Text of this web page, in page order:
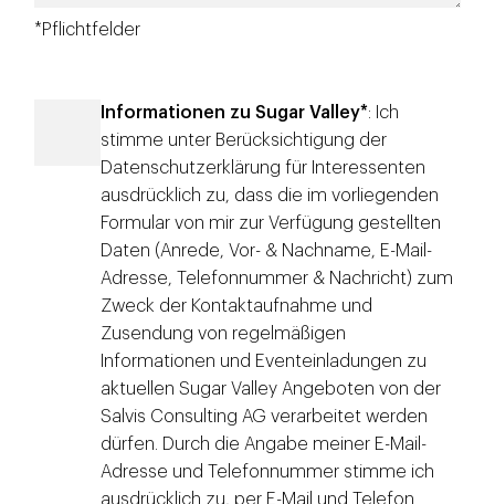
*Pflichtfelder
Informationen zu Sugar Valley*: Ich
stimme unter Berücksichtigung der
Datenschutzerklärung für Interessenten
ausdrücklich zu, dass die im vorliegenden
Formular von mir zur Verfügung gestellten
Daten (Anrede, Vor- & Nachname, E-Mail-
Adresse, Telefonnummer & Nachricht) zum
Zweck der Kontaktaufnahme und
Zusendung von regelmäßigen
Informationen und Eventeinladungen zu
aktuellen Sugar Valley Angeboten von der
Salvis Consulting AG verarbeitet werden
dürfen. Durch die Angabe meiner E-Mail-
Adresse und Telefonnummer stimme ich
ausdrücklich zu, per E-Mail und Telefon